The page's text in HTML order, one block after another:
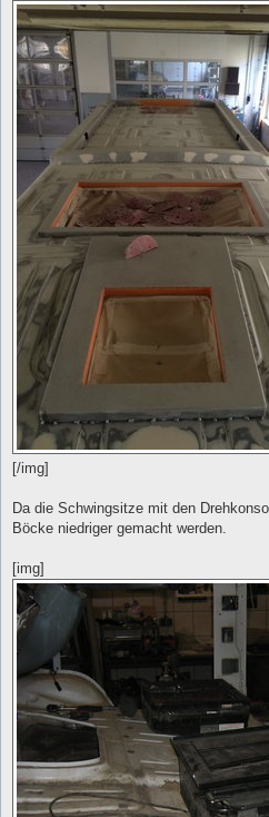
[/img]
Da die Schwingsitze mit den
Böcke niedriger gemacht werden.
[img]